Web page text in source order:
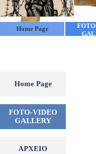
Home Page
Home Page
FOTO-VIDEO
GALLERY
ΑΡΧΕΙΟ